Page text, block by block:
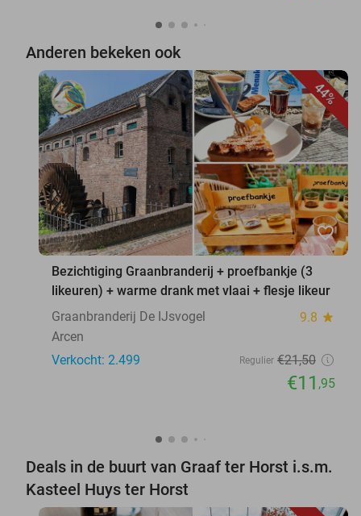
Anderen bekeken ook
44%
favorite_border
Bezichtiging Graanbranderij + proefbankje (3
likeuren) + warme drank met vlaai + flesje likeur
Graanbranderij De IJsvogel
9.8 star
Arcen
Verkocht: 2.499
Regulier €21,50
€11 ,95
Deals in de buurt van Graaf ter Horst i.s.m.
Kasteel Huys ter Horst